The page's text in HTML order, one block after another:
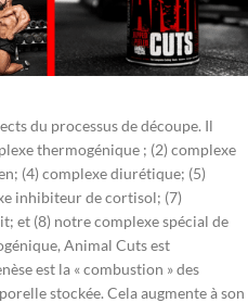
du processus de découpe. Il
thermogénique ; (2) complexe
(4) complexe diurétique; (5)
inhibiteur de cortisol; (7)
et (8) notre complexe spécial de
Animal Cuts est
est la « combustion » des
stockée. Cela augmente à son